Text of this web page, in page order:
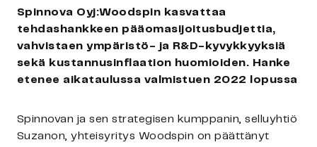
Spinnova Oyj:Woodspin kasvattaa
tehdashankkeen pääomasijoitusbudjettia,
vahvistaen ympäristö- ja R&D-kyvykkyyksiä
sekä kustannusinflaation huomioiden. Hanke
etenee aikataulussa valmistuen 2022 lopussa
Spinnovan ja sen strategisen kumppanin, selluyhtiö
Suzanon, yhteisyritys Woodspin on päättänyt